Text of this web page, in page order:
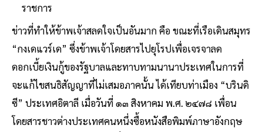
ราชการ
ข่าวที่ทำให้ข้าพเจ้าสลดใจเป็นอันมาก คือ ขณะที่เรือเดินสมุทร
“กงเดแวร์เด” ซึ่งข้าพเจ้าโดยสารไปยุโรปเพื่อเจรจาลด
ดอกเบี้ยเงินกู้ของรัฐบาลและทาบทามนานาประเทศในการที่
จะแก้ไขสนธิสัญญาที่ไม่เสมอภาคนั้น ได้เทียบท่าเมือง “บรินดิ
ซี” ประเทศอิตาลี เมื่อวันที่ ๑๓ สิงหาคม พ.ศ. ๒๔๗๘ เพื่อน
โดยสารชาวต่างประเทศคนหนึ่งซื้อหนังสือพิมพ์ภาษาอังกฤษ